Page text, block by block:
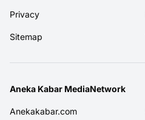
Privacy
Sitemap
Aneka Kabar MediaNetwork
Anekakabar.com